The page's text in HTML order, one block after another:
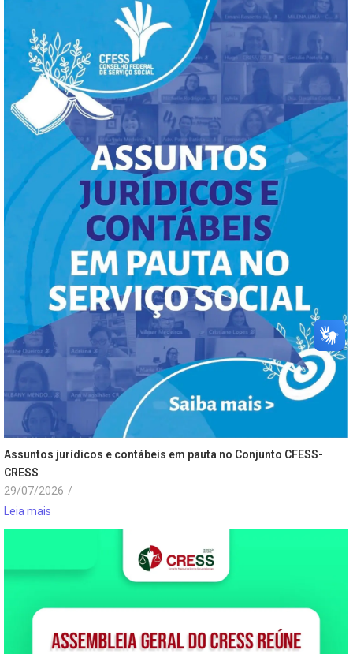
Assuntos jurídicos e contábeis em pauta no Conjunto CFESS-
CRESS
29/07/2026 /
Leia mais